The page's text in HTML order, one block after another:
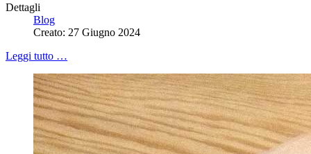
Dettagli
Blog
Creato: 27 Giugno 2024
Leggi tutto …